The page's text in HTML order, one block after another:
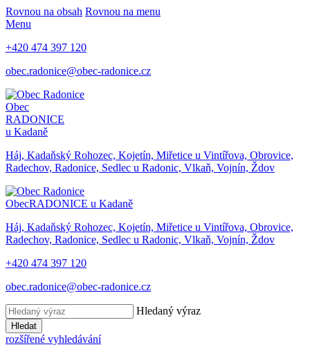
Rovnou na obsah Rovnou na menu
Menu
+420 474 397 120
obec.radonice@obec-radonice.cz
Obec
RADONICE
u Kadaně
Háj, Kadaňský Rohozec, Kojetín, Miřetice u Vintířova, Obrovice,
Radechov, Radonice, Sedlec u Radonic, Vlkaň, Vojnín, Ždov
ObecRADONICE u Kadaně
Háj, Kadaňský Rohozec, Kojetín, Miřetice u Vintířova, Obrovice,
Radechov, Radonice, Sedlec u Radonic, Vlkaň, Vojnín, Ždov
+420 474 397 120
obec.radonice@obec-radonice.cz
Hledaný výraz
Hledat
rozšířené vyhledávání